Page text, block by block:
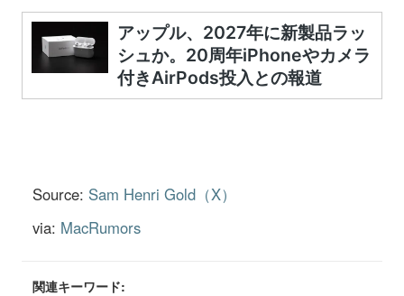
Source: Sam Henri Gold（X）
via: MacRumors
関連キーワード: